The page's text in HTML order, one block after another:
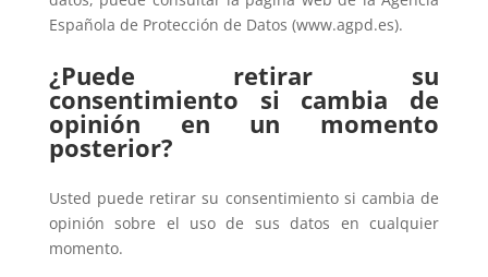
Española de Protección de Datos (www.agpd.es).
¿Puede retirar su
consentimiento si cambia de
opinión en un momento
posterior?
Usted puede retirar su consentimiento si cambia de
opinión sobre el uso de sus datos en cualquier
momento.